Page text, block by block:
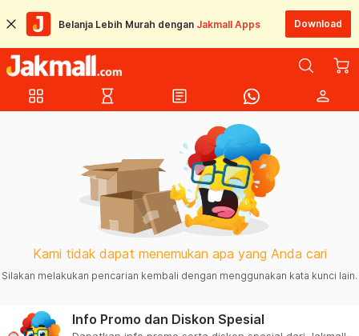
Belanja Lebih Murah dengan Jakmall Apps Download
grid_view hourglass_empty article person
Kami tidak dapat menemukan apa yang Anda cari
Silakan melakukan pencarian kembali dengan menggunakan kata kunci lain.
Info Promo dan Diskon Spesial